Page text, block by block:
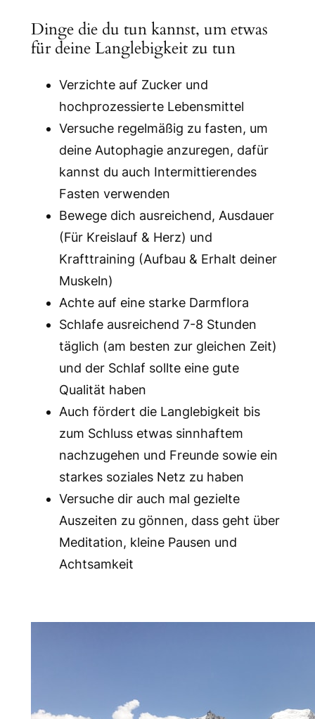
Dinge die du tun kannst, um etwas
für deine Langlebigkeit zu tun
Verzichte auf Zucker und
hochprozessierte Lebensmittel
Versuche regelmäßig zu fasten, um
deine Autophagie anzuregen, dafür
kannst du auch Intermittierendes
Fasten verwenden
Bewege dich ausreichend, Ausdauer
(Für Kreislauf & Herz) und
Krafttraining (Aufbau & Erhalt deiner
Muskeln)
Achte auf eine starke Darmflora
Schlafe ausreichend 7-8 Stunden
täglich (am besten zur gleichen Zeit)
und der Schlaf sollte eine gute
Qualität haben
Auch fördert die Langlebigkeit bis
zum Schluss etwas sinnhaftem
nachzugehen und Freunde sowie ein
starkes soziales Netz zu haben
Versuche dir auch mal gezielte
Auszeiten zu gönnen, dass geht über
Meditation, kleine Pausen und
Achtsamkeit